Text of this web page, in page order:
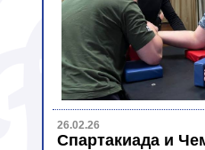
26.02.26
Спартакиада и